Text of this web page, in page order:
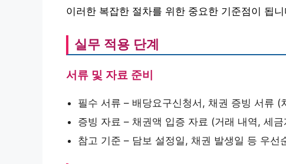
이러한 복잡한 절차를 위한 중요한 기준점이 됩니
실무 적용 단계
서류 및 자료 준비
필수 서류 – 배당요구신청서, 채권 증빙 서류 (
증빙 자료 – 채권액 입증 자료 (거래 내역, 세
참고 기준 – 담보 설정일, 채권 발생일 등 우선